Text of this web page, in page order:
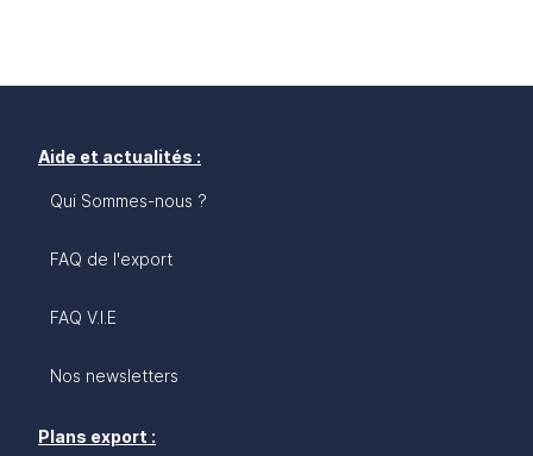
Aide et actualités :
Qui Sommes-nous ?
FAQ de l'export
FAQ V.I.E
Nos newsletters
Plans export :